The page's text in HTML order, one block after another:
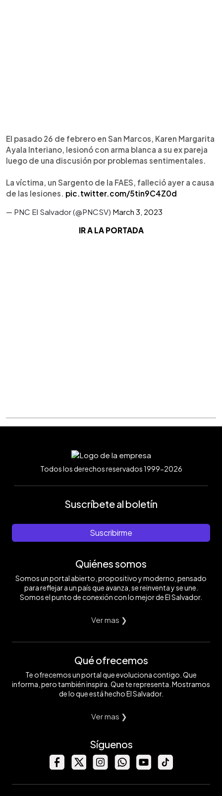
El pasado 26 de febrero en San Marcos, Karen Margarita
Ayala Interiano, lesionó con arma blanca a su ex pareja
luego de una discusión por problemas sentimentales.
La víctima, un Sargento de la FAES, falleció ayer a causa
de las lesiones. pic.twitter.com/5tin9C4Z0d
— PNC El Salvador (@PNCSV) March 3, 2023
IR A LA PORTADA
Todos los derechos reservados 1999-2026
Suscríbete al boletín
Suscribirme
Quiénes somos
Somos un portal abierto, propositivo y moderno, pensado
para reflejar a un país que avanza, se reinventa y se une.
Somos el punto de conexión con lo mejor de El Salvador.
Ver mas ❯
Qué ofrecemos
Te ofrecemos un portal que evoluciona contigo. Que
informa, pero también inspira. Que te representa. Mostramos
de lo que está hecho El Salvador.
Ver mas ❯
Síguenos